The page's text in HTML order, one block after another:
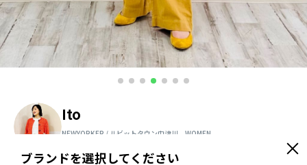
Ito
NEWYORKER / ルビットタウン中津川 WOMEN
ブランドを選択してください